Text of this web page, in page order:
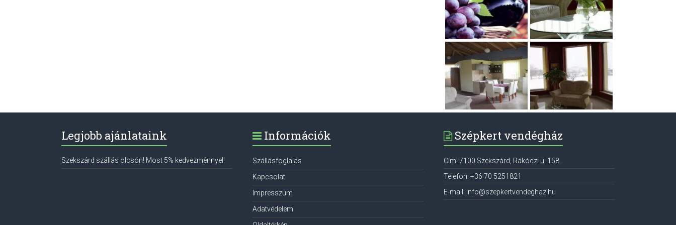
Legjobb ajánlataink
Szekszárd szállás olcsón! Most 5% kedvezménnyel!
Információk
Szállásfoglalás
Kapcsolat
Impresszum
Adatvédelem
Szépkert vendégház
Cím: 7100 Szekszárd Rákóczi u. 158.
Telefon:+36 70 5251821
E-mail: info@szepkertvendeghaz.hu